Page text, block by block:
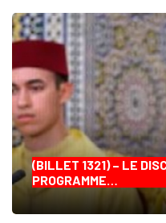
(BILLET 1321) – LE
PROGRAMME…